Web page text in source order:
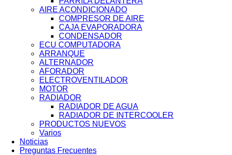
AIRE ACONDICIONADO
COMPRESOR DE AIRE
CAJA EVAPORADORA
CONDENSADOR
ECU COMPUTADORA
ARRANQUE
ALTERNADOR
AFORADOR
ELECTROVENTILADOR
MOTOR
RADIADOR
RADIADOR DE AGUA
RADIADOR DE INTERCOOLER
PRODUCTOS NUEVOS
Varios
Noticias
Preguntas Frecuentes